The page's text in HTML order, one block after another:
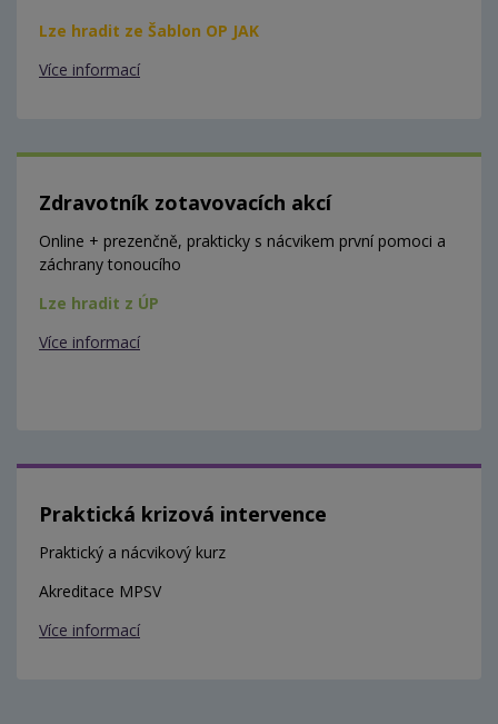
Lze hradit ze Šablon OP JAK
Více informací
Zdravotník zotavovacích akcí
Online + prezenčně, prakticky s nácvikem první pomoci a
záchrany tonoucího
Lze hradit z ÚP
Více informací
Praktická krizová intervence
Praktický a nácvikový kurz
Akreditace MPSV
Více informací